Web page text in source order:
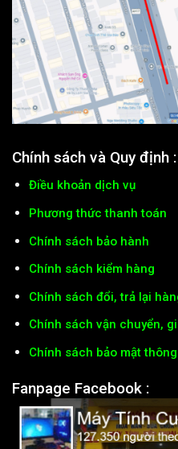
Chính sách và Quy định :
Điều khoản dịch vụ
Phương thức thanh toán
Chính sách bảo hành
Chính sách kiểm hàng
Chính sách đổi, trả lại
Chính sách vận chuyển,
Chính sách bảo mật
Fanpage Facebook :